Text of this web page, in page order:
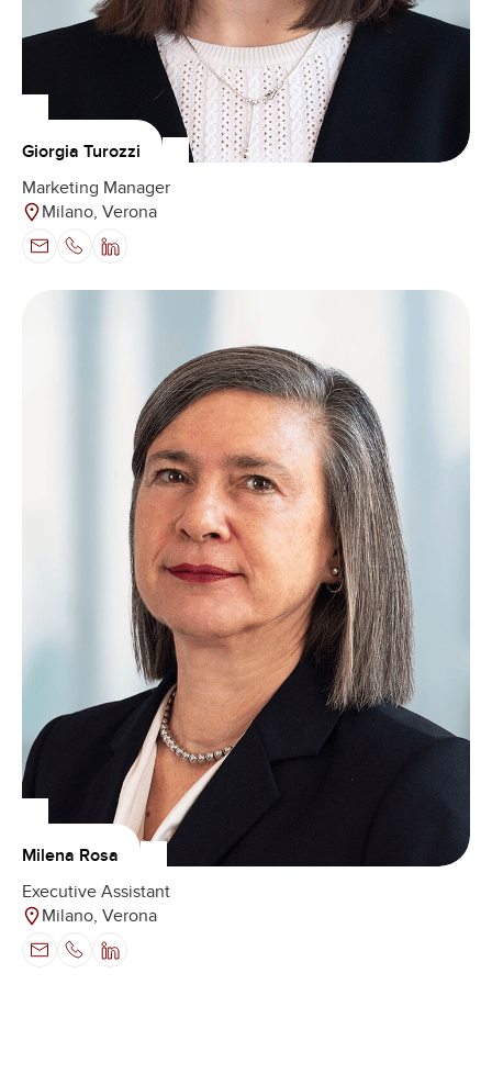
Giorgia Turozzi
Marketing Manager
Milano, Verona
Milena Rosa
Executive Assistant
Milano, Verona